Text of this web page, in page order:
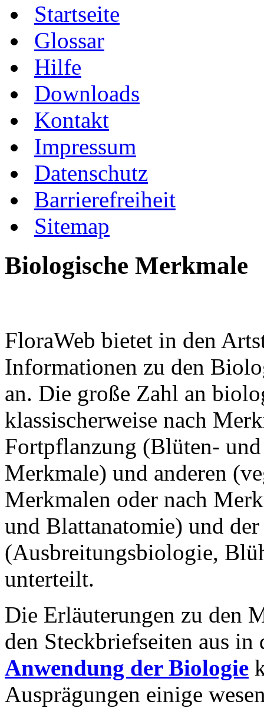
Startseite
Glossar
Hilfe
Downloads
Kontakt
Impressum
Datenschutz
Barrierefreiheit
Sitemap
Biologische Merkmale
FloraWeb bietet in den
Informationen zu den
an. Die große Zahl an
klassischerweise nach
Fortpflanzung (Blüten-
Merkmale) und anderen
Merkmalen oder nach
und Blattanatomie) und
(Ausbreitungsbiologie,
unterteilt.
Die Erläuterungen zu den
den Steckbriefseiten aus
Anwendung der Biologie
Ausprägungen einige